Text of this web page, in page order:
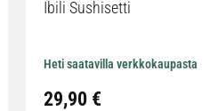
Ibili Sushisetti
Heti saatavilla verkkokaupasta
29,90 €